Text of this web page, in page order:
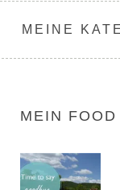
MEINE
MEIN FOOD